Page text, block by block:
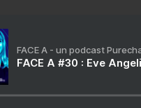
FACE A - un podcast
FACE A #30 : Eve